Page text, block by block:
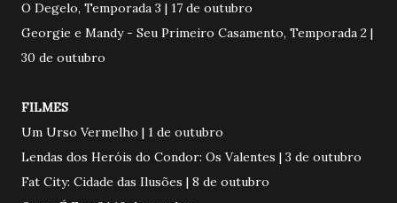
O Degelo, Temporada 3 | 17 de outubro
Georgie e Mandy - Seu Primeiro Casamento, Temporada 2 |
30 de outubro
FILMES
Um Urso Vermelho | 1 de outubro
Lendas dos Heróis do Condor: Os Valentes | 3 de outubro
Fat City: Cidade das Ilusões | 8 de outubro